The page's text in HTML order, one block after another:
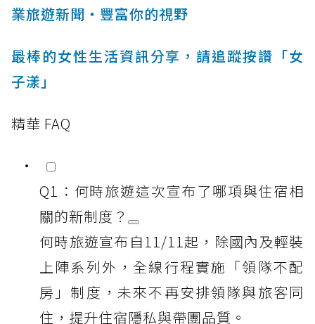
業旅遊新聞‧豐富你的視野
最棒的女性生活資訊分享，請追蹤按讚「女
子漾」
精華 FAQ
Q1：何時旅遊這次宣布了哪項與住宿相
關的新制度？
何時旅遊宣布自11/11起，除國內及輕裝
上陣系列外，全線行程實施「領隊不配
房」制度，未來不再安排領隊與旅客同
住，提升住宿隱私與帶團品質。